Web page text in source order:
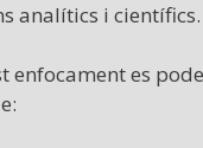
analítics i científics.
enfocament es